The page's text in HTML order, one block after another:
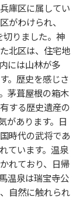
庫区に属してい
がわけられ、
りました。神
北区は、住宅地
には山林が多
。歴史を感じさ
茅葺屋根の箱木
する歴史遺産の
があります。日
時代の武将であ
ています。温泉
れており、日帰
温泉は瑞宝寺公
自然に触れられ